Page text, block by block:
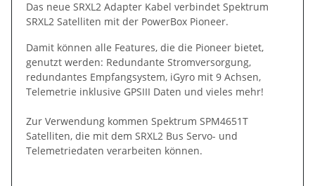
Das neue SRXL2 Adapter Kabel verbindet Spektrum
SRXL2 Satelliten mit der PowerBox Pioneer.
Damit können alle Features, die die Pioneer bietet,
genutzt werden: Redundante Stromversorgung,
redundantes Empfangsystem, iGyro mit 9 Achsen,
Telemetrie inklusive GPSIII Daten und vieles mehr!
Zur Verwendung kommen Spektrum SPM4651T
Satelliten, die mit dem SRXL2 Bus Servo- und
Telemetriedaten verarbeiten können.